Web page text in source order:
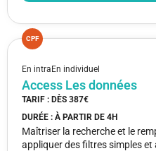
CPF
En intraEn individuel
Access Les données
TARIF : DÈS 387€
DURÉE : À PARTIR DE 4H
Maîtriser la recherche et le
appliquer des filtres simples